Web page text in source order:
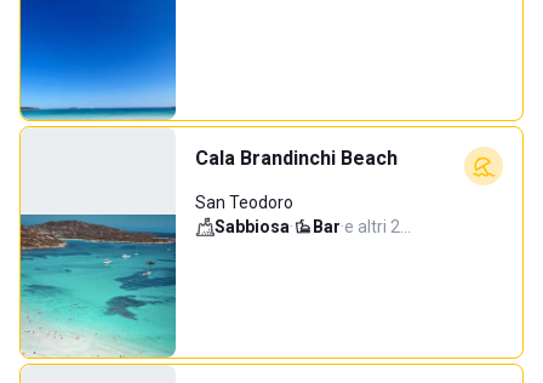
Cala Brandinchi Beach
San Teodoro
Sabbiosa· Bar·e altri 2…